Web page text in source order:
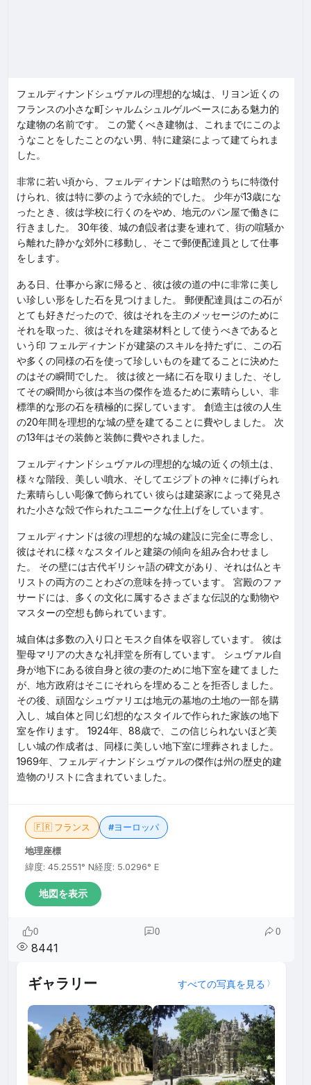
フェルディナンドシュヴァルの理想的な城は、リヨン近くの
フランスの小さな町シャルムシュルゲルベースにある魅力的
な建物の名前です。 この驚くべき建物は、これまでにこのよ
うなことをしたことのない男、特に建築によって建てられま
した。
非常に若い頃から、フェルディナンドは暗黙のうちに特徴付
けられ、彼は特に夢のようで永続的でした。 少年が13歳にな
ったとき、彼は学校に行くのをやめ、地元のパン屋で働きに
行きました。 30年後、城の創設者は妻を連れて、街の喧騒か
ら離れた静かな郊外に移動し、そこで郵便配達員として仕事
をします。
ある日、仕事から家に帰ると、彼は彼の道の中に非常に美し
い珍しい形をした石を見つけました。 郵便配達員はこの石が
とても好きだったので、彼はそれを主のメッセージのために
それを取った、彼はそれを建築材料として使うべきであると
いう印 フェルディナンドが建築のスキルを持たずに、この石
や多くの同様の石を使って珍しいものを建てることに決めた
のはその瞬間でした。 彼は彼と一緒に石を取りました、そし
てその瞬間から彼は本当の傑作を造るために素晴らしい、非
標準的な形の石を積極的に探しています。 創造主は彼の人生
の20年間を理想的な城の壁を建てることに費やしました。 次
の13年はその装飾と装飾に費やされました。
フェルディナンドシュヴァルの理想的な城の近くの領土は、
様々な階段、美しい噴水、そしてエジプトの神々に捧げられ
た素晴らしい彫像で飾られてい 彼らは建築家によって発見さ
れた小さな殻で作られたユニークな仕上げをしています。
フェルディナンドは彼の理想的な城の建設に完全に専念し、
彼はそれに様々なスタイルと建築の傾向を組み合わせまし
た。 その壁には古代ギリシャ語の碑文があり、それは仏とキ
リストの両方のことわざの意味を持っています。 宮殿のファ
サードには、多くの文化に属するさまざまな伝説的な動物や
マスターの空想も飾られています。
城自体は多数の入り口とモスク自体を収容しています。 彼は
聖母マリアの大きな礼拝堂を所有しています。 シュヴァル自
身が地下にある彼自身と彼の妻のために地下室を建てました
が、地方政府はそこにそれらを埋めることを拒否しました。
その後、頑固なシュヴァリエは地元の墓地の土地の一部を購
入し、城自体と同じ幻想的なスタイルで作られた家族の地下
室を作ります。 1924年、88歳で、この信じられないほど美
しい城の作成者は、同様に美しい地下室に埋葬されました。
1969年、フェルディナンドシュヴァルの傑作は州の歴史的建
造物のリストに含まれていました。
🇫🇷 フランス #ヨーロッパ
地理座標
緯度: 45.2551° N経度: 5.0296° E
地図を表示
0 0 0
8441
ギャラリー すべての写真を見る